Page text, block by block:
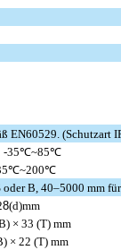
EN60529. (Schutzart
-35℃~85℃
35℃~200℃
oder B, 40–5000 mm
8(d)mm
× 33 (T) mm
× 22 (T) mm